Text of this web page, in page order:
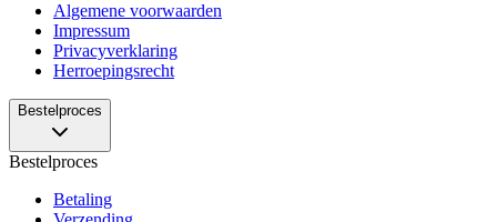
Algemene voorwaarden
Impressum
Privacyverklaring
Herroepingsrecht
Bestelproces
Bestelproces
Betaling